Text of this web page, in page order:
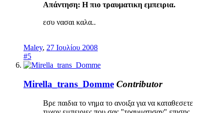
Απάντηση: Η πιο τραυματικη εμπειρια.
εσυ νασαι καλα..
Maley, 27 Ιουλίου 2008
#5
Mirella_trans_Domme Contributor
Βρε παιδια το νημα το ανοιξα για να καταθεσετε